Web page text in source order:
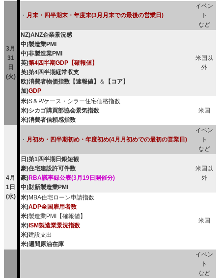
3月
31
日
(火)
・ 月末・四半期末・年度末(3月月末での最後の営業日)
イベン
ト
など
NZ)ANZ企業景況感
中)製造業PMI
中)非製造業PMI
英)第4四半期GDP【確報値】
英)第4四半期経常収支
欧)消費者物価指数【速報値】
＆
【コア】
加)GDP
米国以
外
米)S＆P/ケース・シラー住宅価格指数
米)シカゴ購買部協会景気指数
米)消費者信頼感指数
米国
4月
1日
(水)
・ 月初め・四半期初め・年度初め(4月月初めでの最初の営業日)
イベン
ト
など
日)第1四半期日銀短観
豪)住宅建設許可件数
豪)RBA議事録公表(3月19日開催分)
中)財新製造業PMI
米国以
外
米)MBA住宅ローン申請指数
米)ADP全国雇用者数
米)製造業PMI【確報値】
米) ISM製造業景況指数
米)建設支出
米)週間原油在庫
米国
-
イベン
ト
など